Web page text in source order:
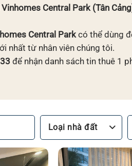
Central Park (Tân
Central Parkcó thể dùng
nhất từ nhân viên chúng tôi.
để nhận danh sách tin thuê 1
Loại nhà đất